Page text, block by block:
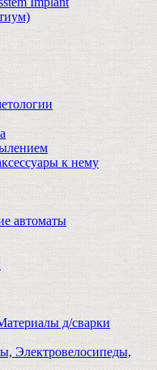
к нему
автоматы
д/сварки
Электровелосипеды,